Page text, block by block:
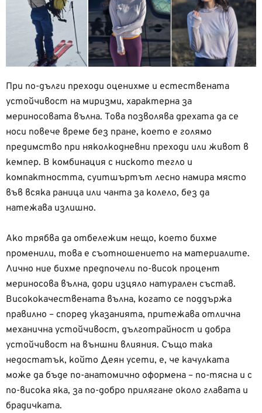
При по-дълги преходи оценихме и естествената
устойчивост на миризми, характерна за
мериносовата вълна. Това позволява дрехата да се
носи повече време без пране, което е голямо
предимство при няколкодневни преходи или живот в
кемпер. В комбинация с ниското тегло и
компактността, суитшъртът лесно намира място
във всяка раница или чанта за колело, без да
натежава излишно.
Ако трябва да отбележим нещо, което бихме
променили, това е съотношението на материалите.
Лично ние бихме предпочели по-висок процент
мериносова вълна, дори изцяло натурален състав.
Висококачествената вълна, когато се поддържа
правилно – според указанията, притежава отлична
механична устойчивост, дълготрайност и добра
устойчивост на външни влияния. Също така
недостатък, който Деян усети, е, че качулката
може да бъде по-анатомично оформена – по-тясна и с
по-висока яка, за по-добро прилягане около главата и
брадичката.